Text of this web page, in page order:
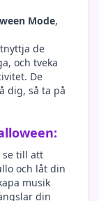
Mode,
de
och tveka
De
dig, så ta på
se till att
och låt din
musik
din